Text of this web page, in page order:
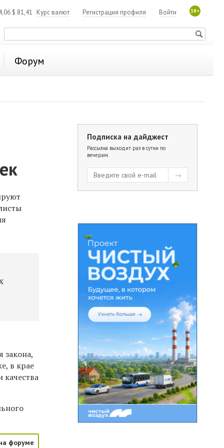
$ 81,41 Курс валют 18+
Войти
Регистрация профиля
Форум
закона,
в крае
форуме
Подписка на дайджест
Рассылка выходит раз в сутки по
вечерам.